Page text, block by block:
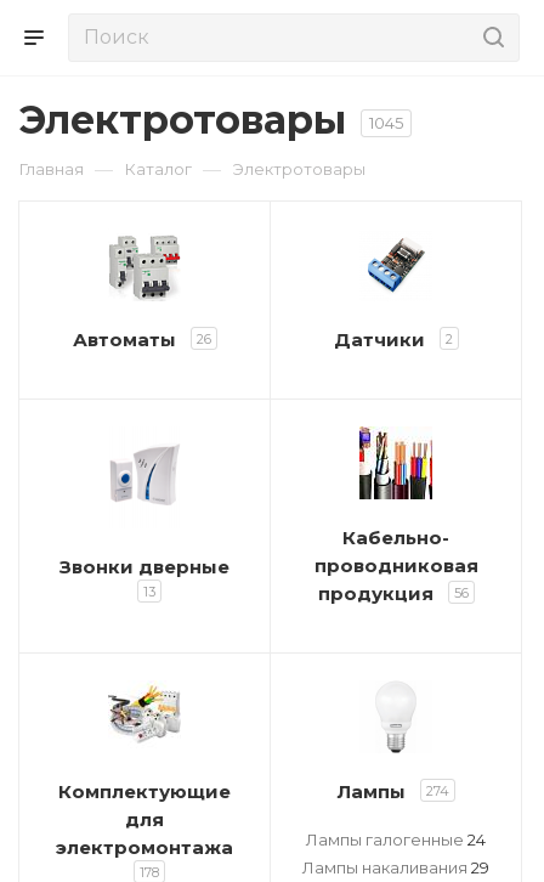
Электротовары 1045
Главная — Каталог — Электротовары
Автоматы 26 Датчики 2
Звонки дверные
13
Кабельно-
проводниковая
продукция
56
Комплектующие
для
электромонтажа
178
Лампы 274
Лампы галогенные 24
Лампы накаливания 29